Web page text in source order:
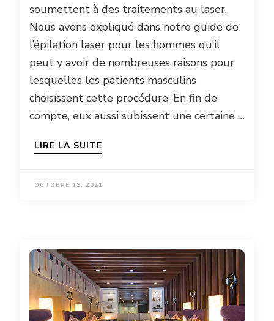
soumettent à des traitements au laser.
Nous avons expliqué dans notre guide de
l’épilation laser pour les hommes qu’il
peut y avoir de nombreuses raisons pour
lesquelles les patients masculins
choisissent cette procédure. En fin de
compte, eux aussi subissent une certaine …
LIRE LA SUITE
OCTOBRE 19, 2021